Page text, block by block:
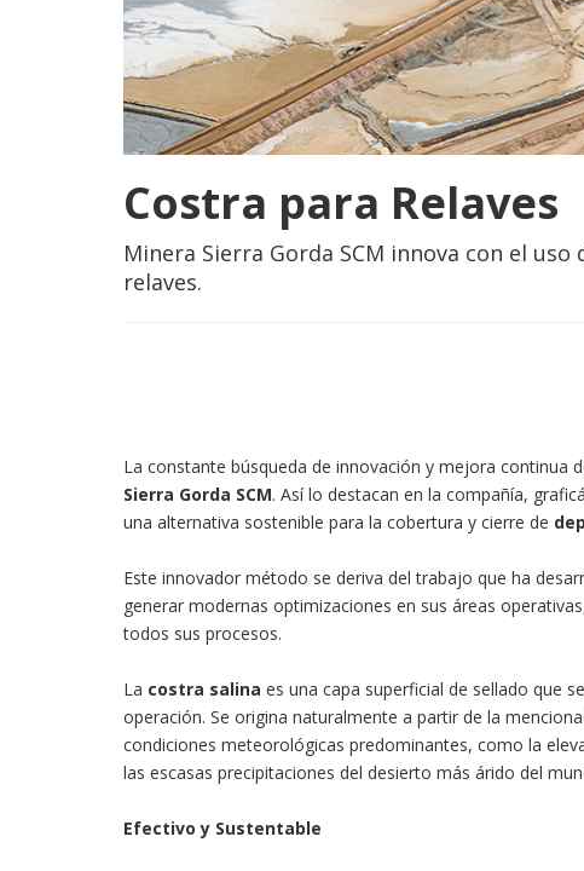
Costra para Relaves
Minera Sierra Gorda SCM innova con el
relaves.
La constante búsqueda de innovación y mejora continua
Sierra Gorda SCM. Así lo destacan en la compañía,
una alternativa sostenible para la cobertura y cierre de
Este innovador método se deriva del trabajo que ha
generar modernas optimizaciones en sus áreas
todos sus procesos.
La costra salina es una capa superficial de sellado que
operación. Se origina naturalmente a partir de la
condiciones meteorológicas predominantes, como la
las escasas precipitaciones del desierto más árido del
Efectivo y Sustentable